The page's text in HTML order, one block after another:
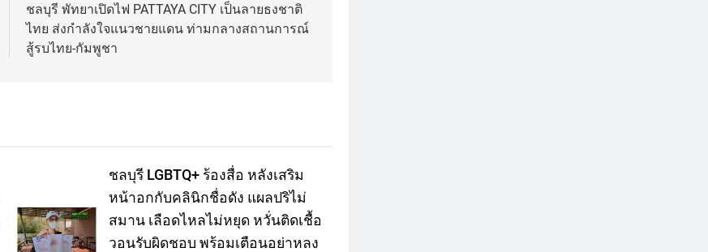
ชลบุรี พัทยาเปิดไฟ PATTAYA CITY เป็นลายธงชาติ
ไทย ส่งกำลังใจแนวชายแดน ท่ามกลางสถานการณ์
สู้รบไทย-กัมพูชา
ชลบุรี LGBTQ+ ร้องสื่อ หลังเสริม
หน้าอกกับคลินิกชื่อดัง แผลปริไม่
สมาน เลือดไหลไม่หยุด หวั่นติดเชื้อ
วอนรับผิดชอบ พร้อมเตือนอย่าหลง